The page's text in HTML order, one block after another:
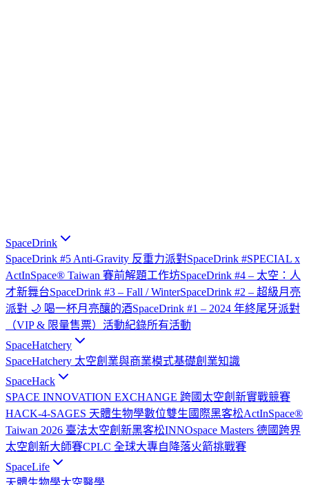
SpaceDrink
SpaceDrink #5 Anti-Gravity 反重力派對SpaceDrink #SPECIAL x
ActInSpace® Taiwan 賽前解題工作坊SpaceDrink #4 – 太空：人
才新舞台SpaceDrink #3 – Fall / WinterSpaceDrink #2 – 超級月亮
派對 🌙 喝一杯月亮釀的酒SpaceDrink #1 – 2024 年終尾牙派對
（VIP & 限量售票） 活動紀錄所有活動
SpaceHatchery
SpaceHatchery 太空創業與商業模式基礎創業知識
SpaceHack
SPACE INNOVATION EXCHANGE 跨國太空創新實戰競賽
HACK-4-SAGES 天體生物學數位雙生國際黑客松ActInSpace®
Taiwan 2026 臺法太空創新黑客松INNOspace Masters 德國跨界
太空創新大師賽CPLC 全球大專自降落火箭挑戰賽
SpaceLife
天體生物學太空醫學